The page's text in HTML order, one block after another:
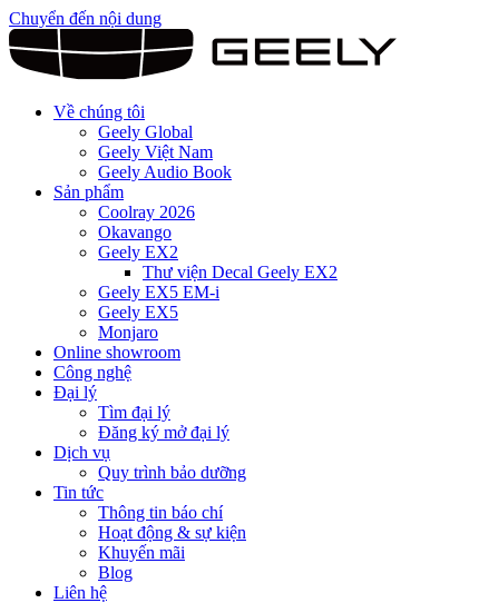
Chuyển đến nội dung
Về chúng tôi
Geely Global
Geely Việt Nam
Geely Audio Book
Sản phẩm
Coolray 2026
Okavango
Geely EX2
Thư viện Decal Geely EX2
Geely EX5 EM-i
Geely EX5
Monjaro
Online showroom
Công nghệ
Đại lý
Tìm đại lý
Đăng ký mở đại lý
Dịch vụ
Quy trình bảo dưỡng
Tin tức
Thông tin báo chí
Hoạt động & sự kiện
Khuyến mãi
Blog
Liên hệ